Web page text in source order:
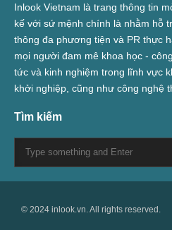
Inlook Vietnam là trang thông tin
kế với sứ mệnh chính là nhằm hỗ
thông đa phương tiện và PR thực
mọi người đam mê khoa học -
tức và kinh nghiệm trong lĩnh vực
khởi nghiệp, cũng như công nghệ
Tìm kiếm
© 2024 inlook.vn. All rights reserved.